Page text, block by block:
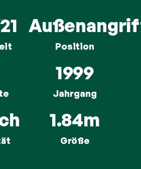
Position
1999
Jahrgang
1.84m
Größe